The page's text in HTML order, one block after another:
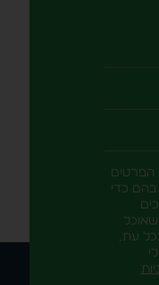
הפרטים
בהם כדי
עת,